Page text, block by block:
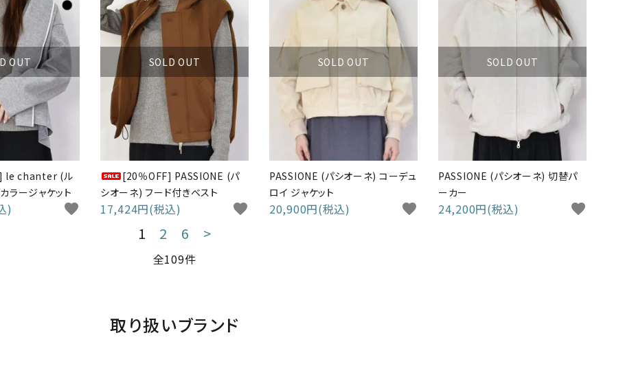
OUT
le chanter (ル
ラージャケット
) favorite
SOLD OUT
[20％OFF] PASSIONE (パ
シオーネ) フード付きベスト
17,424円(税込) favorite
SOLD OUT
PASSIONE (パシオーネ) コーデュ
ロイ ジャケット
20,900円(税込) favorite
SOLD OUT
PASSIONE (パシオーネ) 切替パ
ーカー
24,200円(税込) favorite
1 2 6 >
全109件
取り扱いブランド